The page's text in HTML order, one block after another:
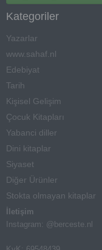
Kategoriler
Yazarlar
www.sahaf.nl
Edebiyat
Tarih
Kişisel Gelişim
Çocuk Kitapları
Yabanci diller
Dini kitaplar
Siyaset
Diğer Ürünler
Stokta olmayan kitaplar
İletişim
Instagram: @berceste.nl